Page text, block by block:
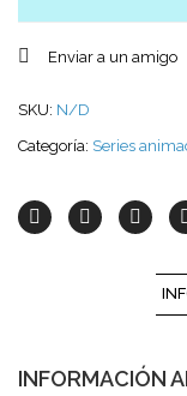
Enviar a un amigo
SKU: N/D
Categoría: Series
INFORMACIÓN